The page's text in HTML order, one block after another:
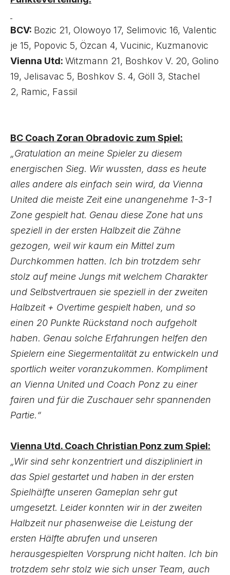
BCV: Bozic 21, Olowoyo 17, Selimovic 16, Valentic
je 15, Popovic 5, Özcan 4, Vucinic, Kuzmanovic
Vienna Utd: Witzmann 21, Boshkov V. 20, Golino
19, Jelisavac 5, Boshkov S. 4, Göll 3, Stachel
2, Ramic, Fassil
BC Coach Zoran Obradovic zum Spiel:
„Gratulation an meine Spieler zu diesem
energischen Sieg. Wir wussten, dass es heute
alles andere als einfach sein wird, da Vienna
United die meiste Zeit eine unangenehme 1-3-1
Zone gespielt hat. Genau diese Zone hat uns
speziell in der ersten Halbzeit die Zähne
gezogen, weil wir kaum ein Mittel zum
Durchkommen hatten. Ich bin trotzdem sehr
stolz auf meine Jungs mit welchem Charakter
und Selbstvertrauen sie speziell in der zweiten
Halbzeit + Overtime gespielt haben, und so
einen 20 Punkte Rückstand noch aufgeholt
haben. Genau solche Erfahrungen helfen den
Spielern eine Siegermentalität zu entwickeln und
sportlich weiter voranzukommen. Kompliment
an Vienna United und Coach Ponz zu einer
fairen und für die Zuschauer sehr spannenden
Partie.“
Vienna Utd. Coach Christian Ponz zum Spiel:
„Wir sind sehr konzentriert und diszipliniert in
das Spiel gestartet und haben in der ersten
Spielhälfte unseren Gameplan sehr gut
umgesetzt. Leider konnten wir in der zweiten
Halbzeit nur phasenweise die Leistung der
ersten Hälfte abrufen und unseren
herausgespielten Vorsprung nicht halten. Ich bin
trotzdem sehr stolz wie sich unser Team, auch